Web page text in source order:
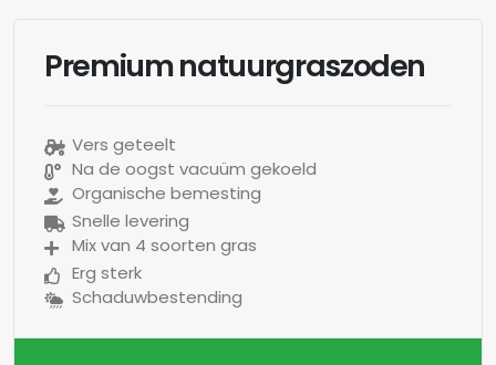
Premium natuurgraszoden
Vers geteelt
Na de oogst vacuüm gekoeld
Organische bemesting
Snelle levering
Mix van 4 soorten gras
Erg sterk
Schaduwbestending